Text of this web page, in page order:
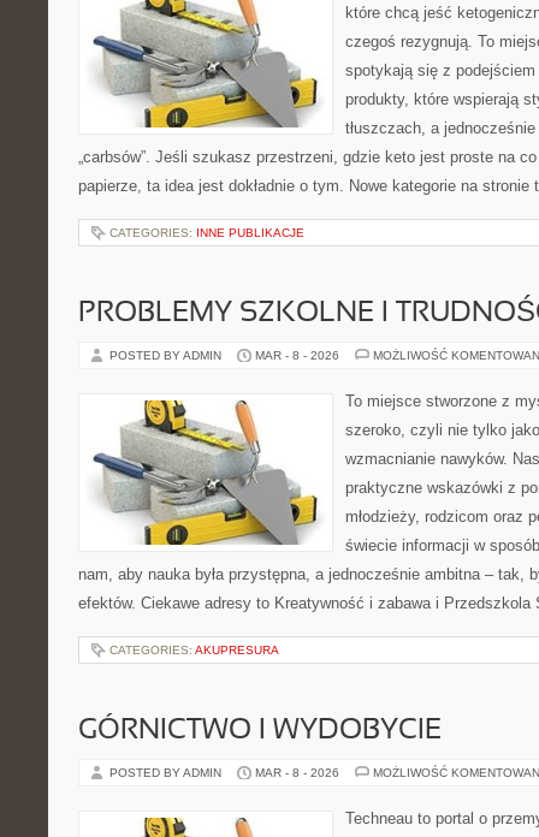
które chcą jeść
czegoś rezygnują. To
spotykają się z
produkty, które wspierają
tłuszczach, a
„carbsów”. Jeśli szukasz przestrzeni, gdzie keto jest proste na
papierze, ta idea jest dokładnie o tym. Nowe kategorie na
CATEGORIES: INNE PUBLIKACJE
PROBLEMY SZKOLNE I
POSTED BY ADMIN MAR - 8 - 2026 MOŻLIWOŚĆ
To miejsce stworzone z
szeroko, czyli nie tylko
wzmacnianie nawyków.
praktyczne wskazówki z
młodzieży, rodzicom oraz
świecie informacji w
nam, aby nauka była przystępna, a jednocześnie ambitna – tak,
efektów. Ciekawe adresy to Kreatywność i zabawa i
CATEGORIES: AKUPRESURA
GÓRNICTWO I WYDOBYCIE
POSTED BY ADMIN MAR - 8 - 2026 MOŻLIWOŚĆ
Techneau to portal o